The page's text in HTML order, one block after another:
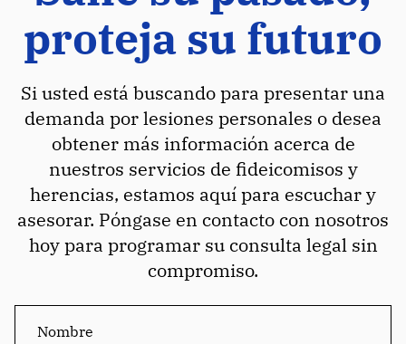
proteja su futuro
Si usted está buscando para presentar una
demanda por lesiones personales o desea
obtener más información acerca de
nuestros servicios de fideicomisos y
herencias, estamos aquí para escuchar y
asesorar. Póngase en contacto con nosotros
hoy para programar su consulta legal sin
compromiso.